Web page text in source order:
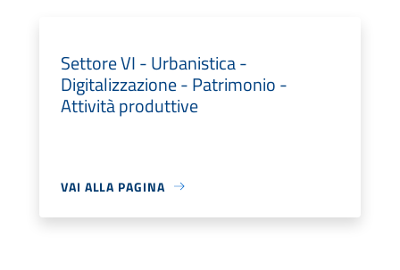
Settore VI - Urbanistica -
Digitalizzazione - Patrimonio -
Attività produttive
VAI ALLA PAGINA